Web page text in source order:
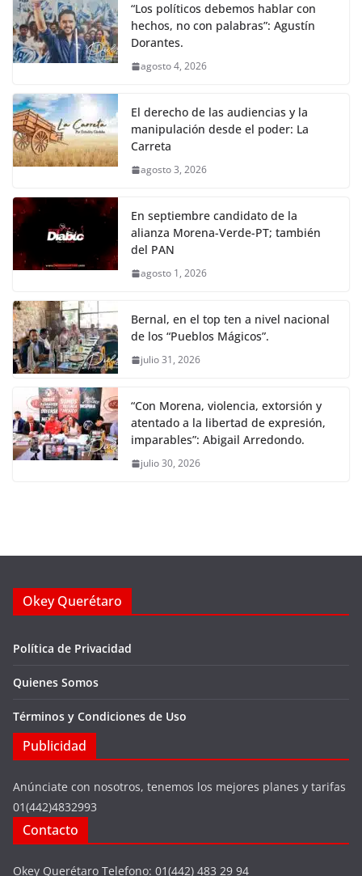
“Los políticos debemos hablar con
hechos, no con palabras”: Agustín
Dorantes.
agosto 4, 2026
El derecho de las audiencias y la
manipulación desde el poder: La
Carreta
agosto 3, 2026
En septiembre candidato de la
alianza Morena-Verde-PT; también
del PAN
agosto 1, 2026
Bernal, en el top ten a nivel nacional
de los “Pueblos Mágicos”.
julio 31, 2026
“Con Morena, violencia, extorsión y
atentado a la libertad de expresión,
imparables”: Abigail Arredondo.
julio 30, 2026
Okey Querétaro
Política de Privacidad
Quienes Somos
Términos y Condiciones de Uso
Publicidad
Anúnciate con nosotros, tenemos los mejores planes y tarifas
01(442)4832993
Contacto
Okey Querétaro Telefono: 01(442) 483 29 94